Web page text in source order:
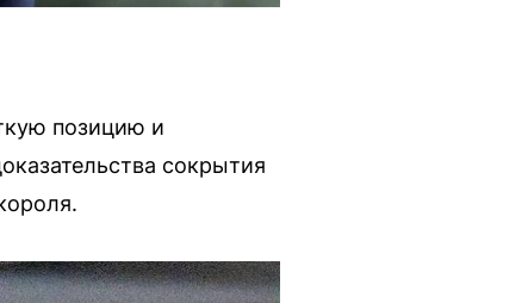
позицию и
сокрытия